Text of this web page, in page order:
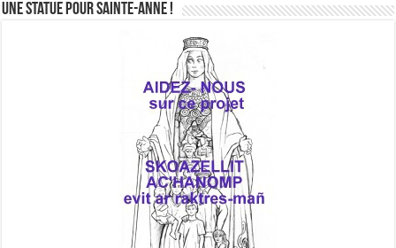
Une statue pour Sainte-Anne !